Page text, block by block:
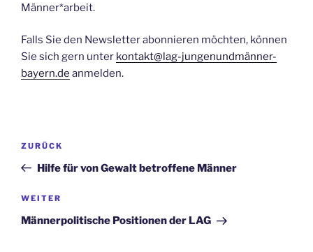
Männer*arbeit.
Falls Sie den Newsletter abonnieren möchten, können
Sie sich gern unter kontakt@lag-jungenundmänner-
bayern.de anmelden.
Beitragsnavigation
Vorheriger
Beitrag
ZURÜCK
Hilfe für von Gewalt betroffene Männer
Nächster
Beitrag
WEITER
Männerpolitische Positionen der LAG